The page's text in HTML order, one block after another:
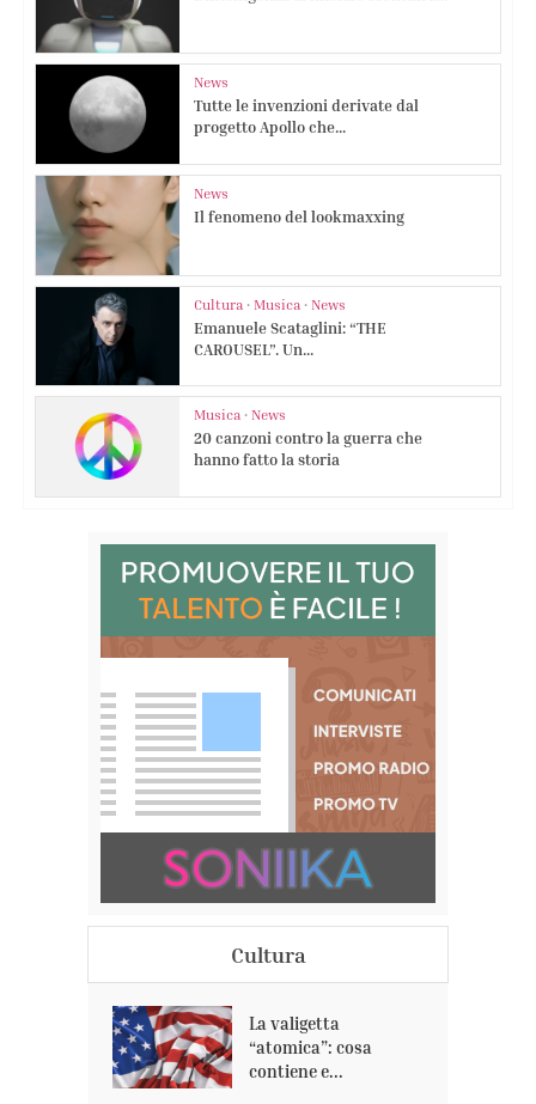
News
Tutte le invenzioni derivate dal
progetto Apollo che...
News
Il fenomeno del lookmaxxing
Cultura • Musica • News
Emanuele Scataglini: “THE
CAROUSEL”. Un...
Musica • News
20 canzoni contro la guerra che
hanno fatto la storia
Cultura
La valigetta
“atomica”: cosa
contiene e...